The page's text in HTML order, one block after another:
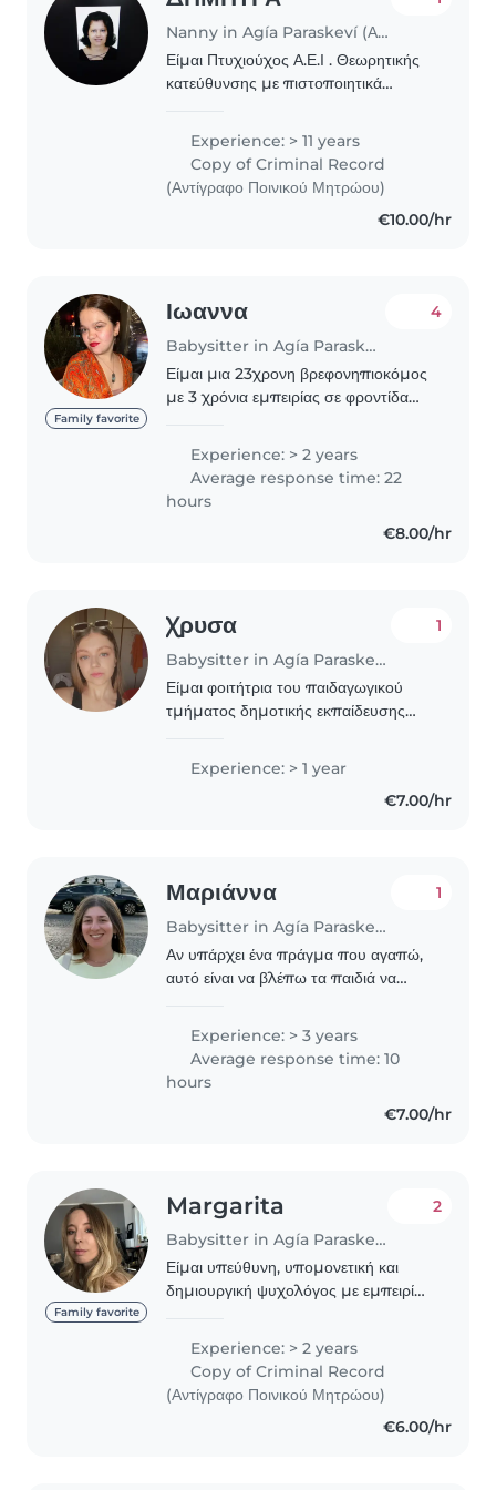
Nanny in Agía Paraskeví (Αττική)
Είμαι Πτυχιούχος Α.Ε.Ι . Θεωρητικής
κατεύθυνσης με πιστοποιητικά
ΕΘΝΙΚΟΥ ΚΑΙ ΚΑΠΟΔΙΣΤΡΙΑΚΟΥ
ΠΑΝΕΠΙΣΤΗΜΙΟΥ επί ΕΙΔΙΚΗΣ
ΑΓΩΓΗΣ σε ΔΥΣΛΕΞΙΑ-
ΔΥΣΑΡΙΘΜΗΣΙΑ..
Experience: > 11 years
Copy of Criminal Record
(Αντίγραφο Ποινικού Μητρώου)
€10.00/hr
Family favorite
Ιωαννα
Babysitter in Agía Paraskeví (Αττική)
4
Είμαι μια 23χρονη βρεφονηπιοκόμος
με 3 χρόνια εμπειρίας σε φροντίδα
δημιουργική και ευφάνταστη, με
δεξιότητες στην ανάγνωση, τις
χειροτεχνίες, τη..
Experience: > 2 years
Average response time: 22
hours
€8.00/hr
Χρυσα
Babysitter in Agía Paraskeví (Αττική)
1
Είμαι φοιτήτρια του παιδαγωγικού
τμήματος δημοτικής εκπαίδευσης
πανεπιστήμιο. Έχω δουλέψει ως
babysitter, υπάλληλος σε εποχιακό
πάρκο ψυχαγωγίας, σε παιδότοπο,..
Experience: > 1 year
€7.00/hr
Μαριάννα
Babysitter in Agía Paraskeví (Αττική)
1
Αν υπάρχει ένα πράγμα που αγαπώ,
αυτό είναι να βλέπω τα παιδιά να
και υπομονή. Από παιχνίδια και
παραμύθια μέχρι ζωγραφική..
Experience: > 3 years
Average response time: 10
hours
€7.00/hr
Family favorite
Margarita
Babysitter in Agía Paraskeví (Αττική)
2
Είμαι υπεύθυνη, υπομονετική και
δημιουργική ψυχολόγος με εμπειρία
ηλικίας. Μιλάω άπταιστα ελληνικά και
αγγλικά και μου αρέσει να απασχολώ
τα παιδιά..
Experience: > 2 years
Copy of Criminal Record
(Αντίγραφο Ποινικού Μητρώου)
€6.00/hr